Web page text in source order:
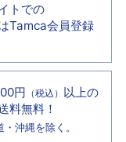
トでの
Tamca会員登録
円 （税込） 以上の
料無料！
沖縄を除く。